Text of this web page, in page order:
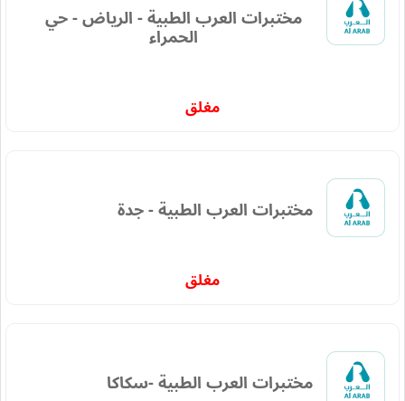
مختبرات العرب الطبية - الرياض - حي
الحمراء
مغلق
مختبرات العرب الطبية - جدة
مغلق
مختبرات العرب الطبية -سكاكا